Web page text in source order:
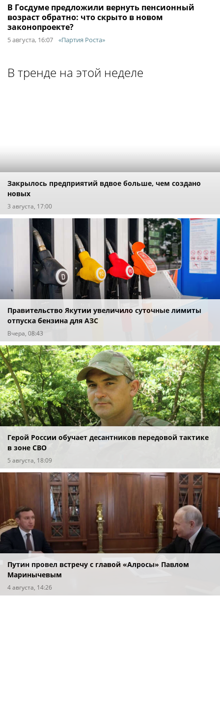
В Госдуме предложили вернуть пенсионный
возраст обратно: что скрыто в новом
законопроекте?
5 августа, 16:07 «Партия Роста»
В тренде на этой неделе
Закрылось предприятий вдвое больше, чем создано
новых
3 августа, 17:00
Правительство Якутии увеличило суточные лимиты
отпуска бензина для АЗС
Вчера, 08:43
Герой России обучает десантников передовой тактике
в зоне СВО
5 августа, 18:09
Путин провел встречу с главой «Алросы» Павлом
Маринычевым
4 августа, 14:26